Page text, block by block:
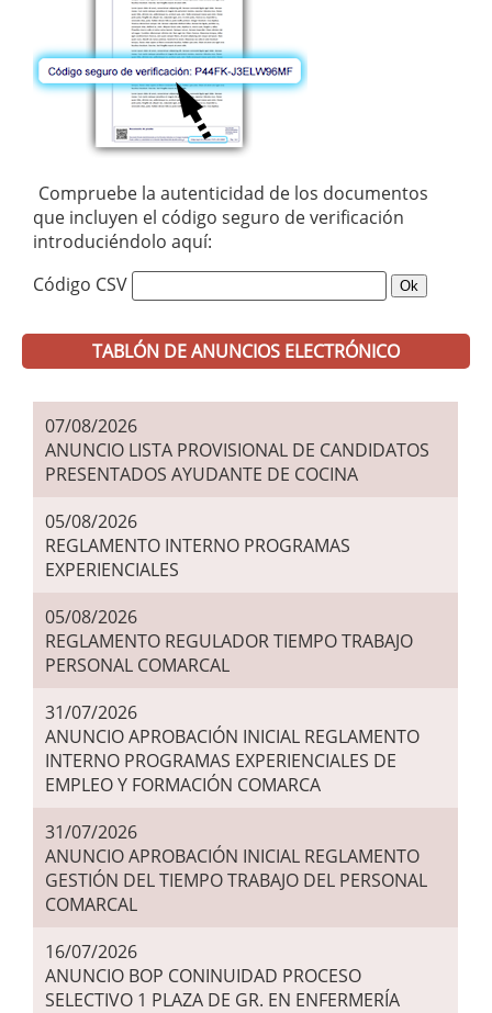
Compruebe la autenticidad de los documentos
que incluyen el código seguro de verificación
introduciéndolo aquí:
Código CSV
TABLÓN DE ANUNCIOS ELECTRÓNICO
07/08/2026
ANUNCIO LISTA PROVISIONAL DE CANDIDATOS
PRESENTADOS AYUDANTE DE COCINA
05/08/2026
REGLAMENTO INTERNO PROGRAMAS
EXPERIENCIALES
05/08/2026
REGLAMENTO REGULADOR TIEMPO TRABAJO
PERSONAL COMARCAL
31/07/2026
ANUNCIO APROBACIÓN INICIAL REGLAMENTO
INTERNO PROGRAMAS EXPERIENCIALES DE
EMPLEO Y FORMACIÓN COMARCA
31/07/2026
ANUNCIO APROBACIÓN INICIAL REGLAMENTO
GESTIÓN DEL TIEMPO TRABAJO DEL PERSONAL
COMARCAL
16/07/2026
ANUNCIO BOP CONINUIDAD PROCESO
SELECTIVO 1 PLAZA DE GR. EN ENFERMERÍA